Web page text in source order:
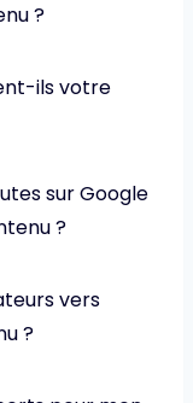
?
ils votre
sur Google
?
vers
?